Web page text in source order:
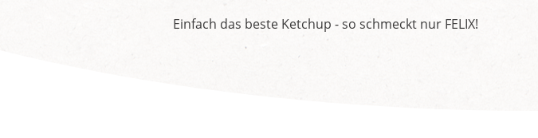
Einfach das beste Ketchup - so schmeckt nur FELIX!